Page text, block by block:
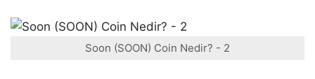
Soon (SOON) Coin Nedir? - 2